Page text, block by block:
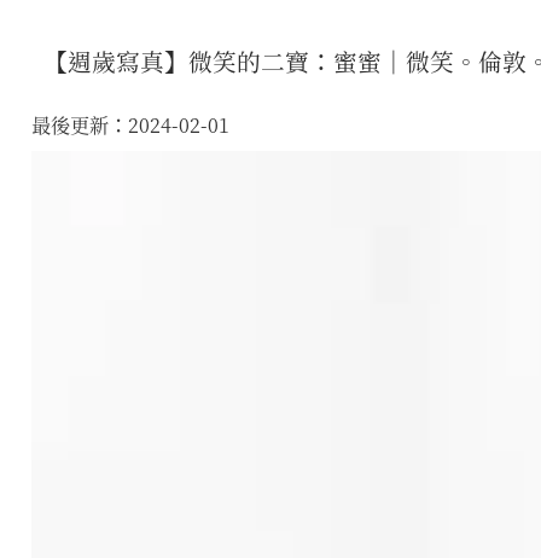
【週歲寫真】微笑的二寶：蜜蜜｜微笑。倫敦
最後更新：2024-02-01